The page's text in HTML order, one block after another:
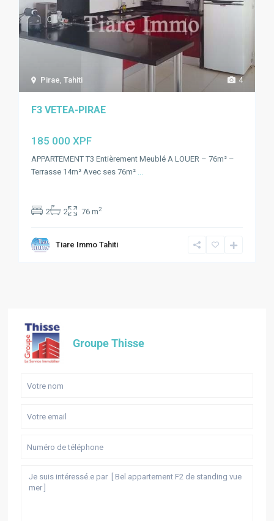
4
Pirae,Tahiti
F3 VETEA-PIRAE
185 000 XPF
APPARTEMENT T3 Entièrement Meublé A LOUER – 76m² –
Terrasse 14m² Avec ses 76m² ...
2 2 76 m2
Tiare Immo Tahiti
Groupe Thisse